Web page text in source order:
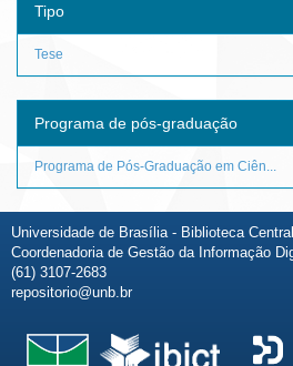
Tipo
Tese
Programa de pós-graduação
Programa de Pós-Graduação em Ciên...
Universidade de Brasília - Biblioteca Central
Coordenadoria de Gestão da Informação
(61) 3107-2683
repositorio@unb.br